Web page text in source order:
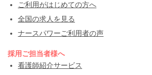
ご利用がはじめての方へ
全国の求人を見る
ナースパワーご利用者の声
採用ご担当者様へ
看護師紹介サービス